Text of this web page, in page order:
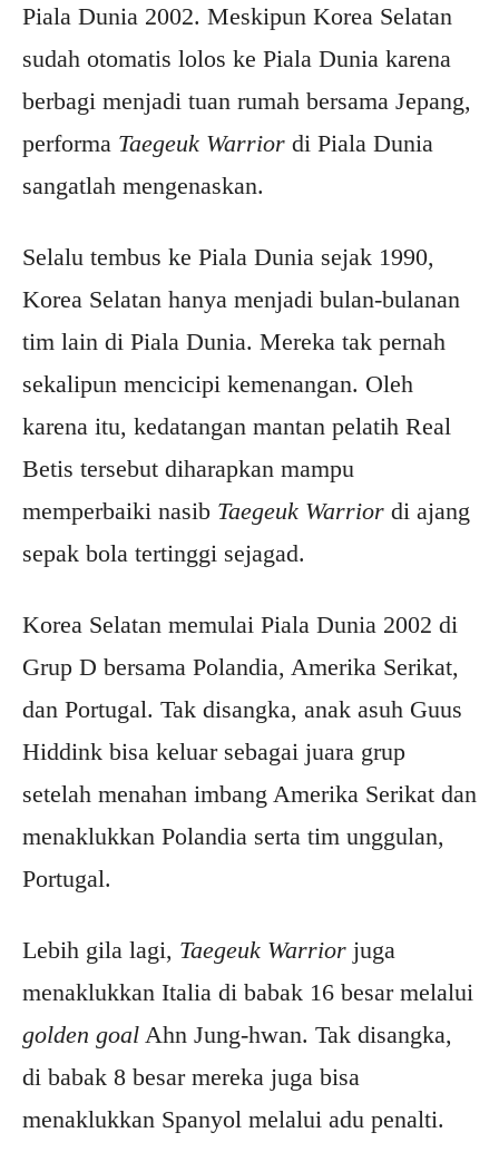
Piala Dunia 2002. Meskipun Korea Selatan
sudah otomatis lolos ke Piala Dunia karena
berbagi menjadi tuan rumah bersama Jepang,
performa Taegeuk Warrior di Piala Dunia
sangatlah mengenaskan.
Selalu tembus ke Piala Dunia sejak 1990,
Korea Selatan hanya menjadi bulan-bulanan
tim lain di Piala Dunia. Mereka tak pernah
sekalipun mencicipi kemenangan. Oleh
karena itu, kedatangan mantan pelatih Real
Betis tersebut diharapkan mampu
memperbaiki nasib Taegeuk Warrior di ajang
sepak bola tertinggi sejagad.
Korea Selatan memulai Piala Dunia 2002 di
Grup D bersama Polandia, Amerika Serikat,
dan Portugal. Tak disangka, anak asuh Guus
Hiddink bisa keluar sebagai juara grup
setelah menahan imbang Amerika Serikat dan
menaklukkan Polandia serta tim unggulan,
Portugal.
Lebih gila lagi, Taegeuk Warrior juga
menaklukkan Italia di babak 16 besar melalui
golden goal Ahn Jung-hwan. Tak disangka,
di babak 8 besar mereka juga bisa
menaklukkan Spanyol melalui adu penalti.